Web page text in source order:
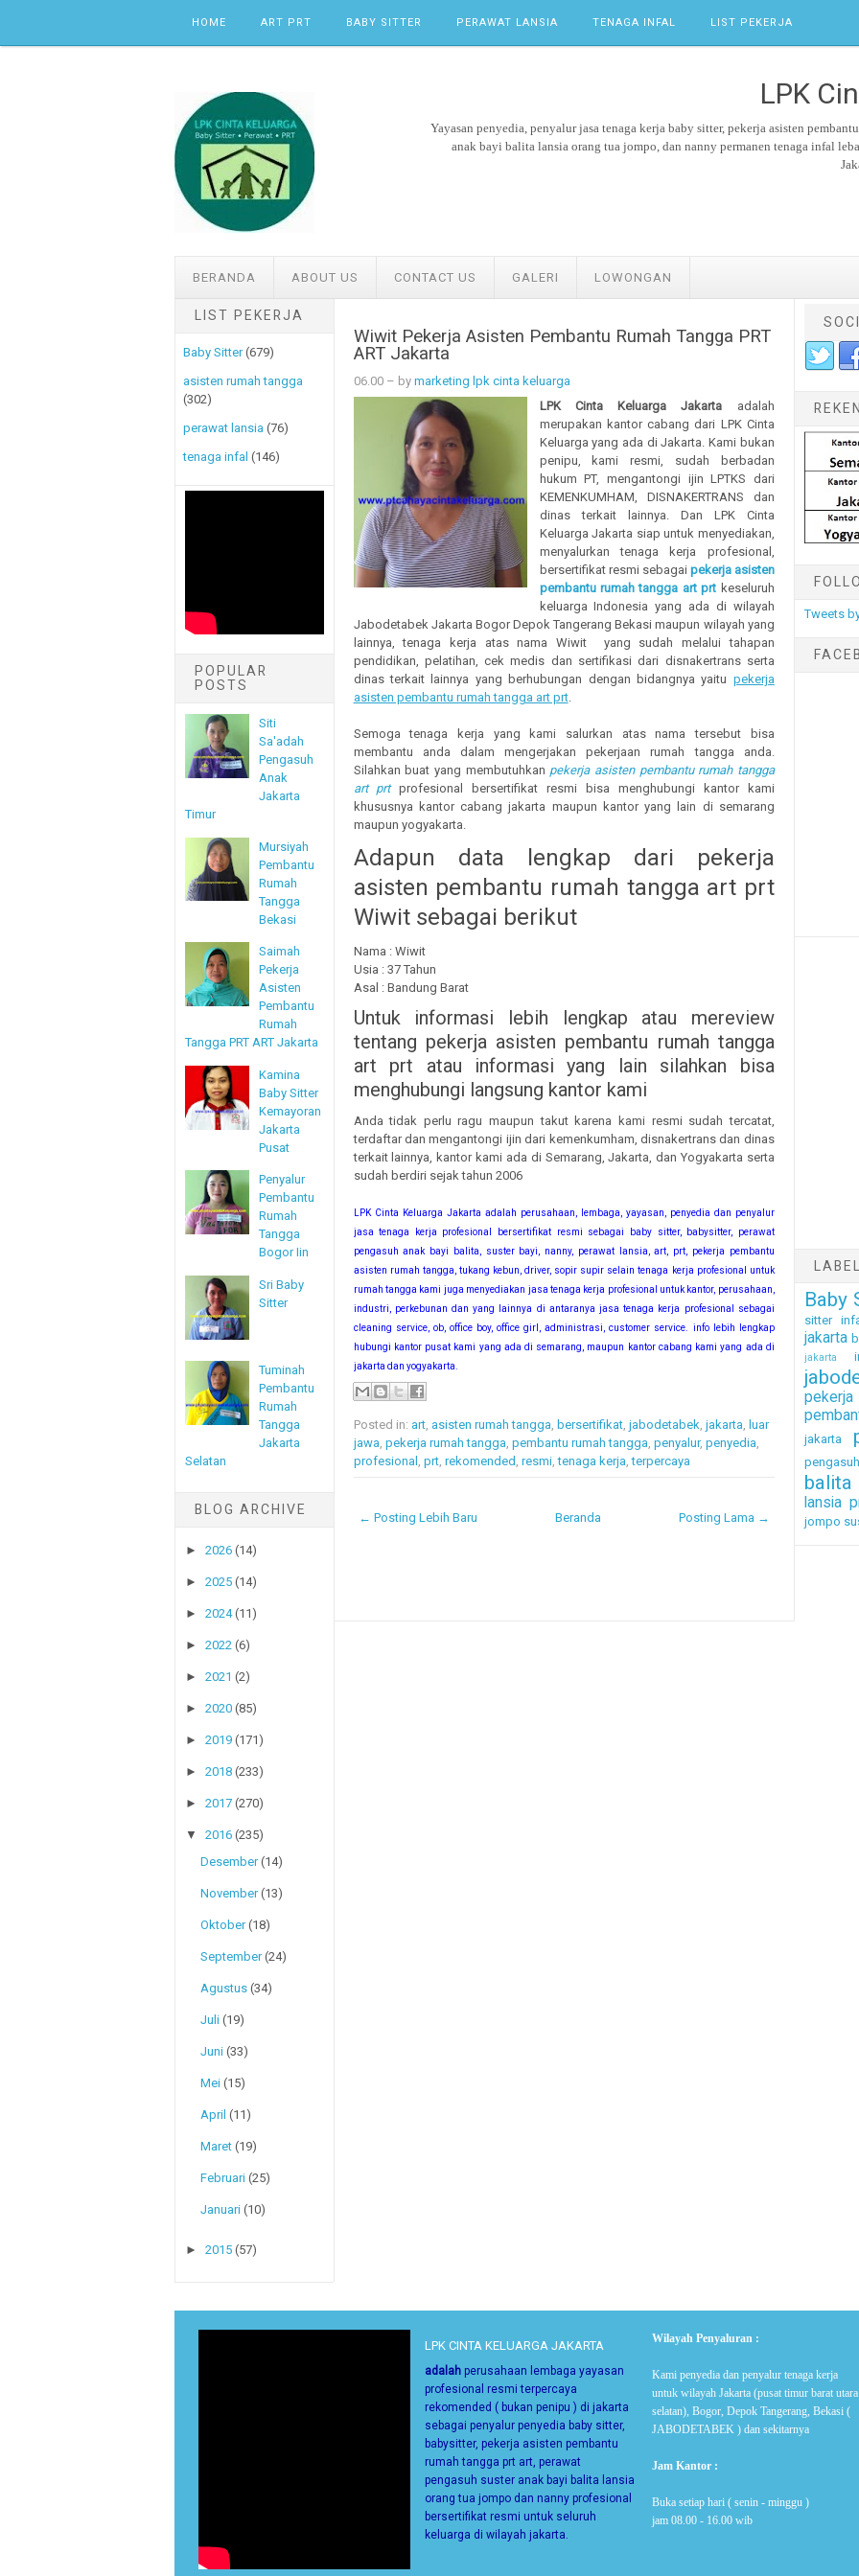
HOME ART PRT BABY SITTER PERAWAT LANSIA TENAGA INFAL LIST PEKERJA
LPK
Yayasan penyedia, penyalur jasa tenaga kerja baby sitter, pekerja asisten
anak bayi balita lansia orang tua jompo, dan nanny permanen tenaga infal
BERANDA ABOUT US CONTACT US GALERI LOWONGAN
LIST PEKERJA
Baby Sitter (679)
asisten rumah tangga
(302)
perawat lansia (76)
tenaga infal (146)
POPULAR
POSTS
Siti
Sa'adah
Pengasuh
Anak
Jakarta
Timur
Mursiyah
Pembantu
Rumah
Tangga
Bekasi
Saimah
Pekerja
Asisten
Pembantu
Rumah
Tangga PRT ART Jakarta
Kamina
Baby Sitter
Kemayoran
Jakarta
Pusat
Penyalur
Pembantu
Rumah
Tangga
Bogor Iin
Sri Baby
Sitter
Tuminah
Pembantu
Rumah
Tangga
Jakarta
Selatan
BLOG ARCHIVE
►2026 (14)
►2025 (14)
►2024 (11)
►2022 (6)
►2021 (2)
►2020 (85)
►2019 (171)
►2018 (233)
►2017 (270)
▼ 2016 (235)
Desember (14)
November (13)
Oktober (18)
September (24)
Agustus (34)
Juli (19)
Juni (33)
Mei (15)
April (11)
Maret (19)
Februari (25)
Januari (10)
►2015 (57)
Wiwit Pekerja Asisten Pembantu Rumah Tangga PRT
ART Jakarta
06.00– by marketing lpk cinta keluarga
LPK Cinta Keluarga Jakarta adalah
merupakan kantor cabang dari LPK Cinta
Keluarga yang ada di Jakarta. Kami bukan
penipu, kami resmi, sudah berbadan
hukum PT, mengantongi ijin LPTKS dari
KEMENKUMHAM, DISNAKERTRANS dan
dinas terkait lainnya. Dan LPK Cinta
Keluarga Jakarta siap untuk menyediakan,
menyalurkan tenaga kerja profesional,
bersertifikat resmi sebagai pekerja asisten
pembantu rumah tangga art prt keseluruh
keluarga Indonesia yang ada di wilayah
Jabodetabek Jakarta Bogor Depok Tangerang Bekasi maupun wilayah yang
lainnya, tenaga kerja atas nama Wiwit yang sudah melalui tahapan
pendidikan, pelatihan, cek medis dan sertifikasi dari disnakertrans serta
dinas terkait lainnya yang berhubungan dengan bidangnya yaitu pekerja
asisten pembantu rumah tangga art prt.
Semoga tenaga kerja yang kami salurkan atas nama tersebut bisa
membantu anda dalam mengerjakan pekerjaan rumah tangga anda.
Silahkan buat yang membutuhkan pekerja asisten pembantu rumah tangga
art prtprofesional bersertifikat resmi bisa menghubungi kantor kami
khususnya kantor cabang jakarta maupun kantor yang lain di semarang
maupun yogyakarta.
Adapun data lengkap dari pekerja
asisten pembantu rumah tangga art prt
Wiwit sebagai berikut
Nama : Wiwit
Usia : 37 Tahun
Asal : Bandung Barat
Untuk informasi lebih lengkap atau mereview
tentang pekerja asisten pembantu rumah tangga
art prt atau informasi yang lain silahkan bisa
menghubungi langsung kantor kami
Anda tidak perlu ragu maupun takut karena kami resmi sudah tercatat,
terdaftar dan mengantongi ijin dari kemenkumham, disnakertrans dan dinas
terkait lainnya, kantor kami ada di Semarang, Jakarta, dan Yogyakarta serta
sudah berdiri sejak tahun 2006
LPK Cinta Keluarga Jakarta adalah perusahaan, lembaga, yayasan, penyedia dan penyalur
jasa tenaga kerja profesional bersertifikat resmi sebagai baby sitter, babysitter, perawat
pengasuh anak bayi balita, suster bayi, nanny, perawat lansia, art, prt, pekerja pembantu
asisten rumah tangga, tukang kebun, driver, sopir supir selain tenaga kerja profesional untuk
rumah tangga kami juga menyediakan jasa tenaga kerja profesional untuk kantor, perusahaan,
industri, perkebunan dan yang lainnya di antaranya jasa tenaga kerja profesional sebagai
cleaning service, ob, office boy, office girl, administrasi, customer service. info lebih lengkap
hubungi kantor pusat kami yang ada di semarang, maupun kantor cabang kami yang ada di
jakarta dan yogyakarta.
Posted in: art, asisten rumah tangga, bersertifikat, jabodetabek, jakarta, luar
jawa, pekerja rumah tangga, pembantu rumah tangga, penyalur, penyedia,
profesional , prt, rekomended , resmi,tenaga kerja,terpercaya
← Posting Lebih Baru Posting Lama →
Beranda
Tweets
Baby
sitter
jakarta
jakarta
jakarta
balita
lansia
jompo
LPK CINTA KELUARGA JAKARTA
adalah perusahaan lembaga yayasan
profesional resmi terpercaya
rekomended ( bukan penipu ) di jakarta
sebagai penyalur penyedia baby sitter,
babysitter, pekerja asisten pembantu
rumah tangga prt art, perawat
pengasuh suster anak bayi balita lansia
orang tua jompo dan nanny profesional
bersertifikat resmi untuk seluruh
keluarga di wilayah jakarta.
Wilayah Penyaluran :
Kami penyedia dan penyalur tenaga kerja
untuk wilayah Jakarta (pusat timur barat utara
selatan), Bogor, Depok Tangerang, Bekasi (
JABODETABEK ) dan sekitarnya
Jam Kantor :
Buka setiap hari ( senin - minggu )
jam 08.00 - 16.00 wib